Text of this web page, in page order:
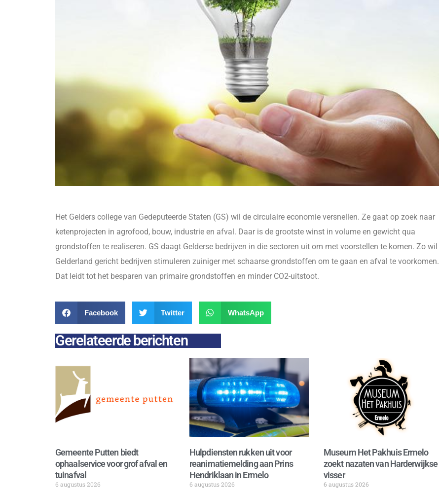
Het Gelders college van Gedeputeerde Staten (GS) wil de circulaire economie versnellen. Ze gaat op zoek naar
ketenprojecten in agrofood, bouw, industrie en afval. Daar is de grootste winst in volume en gewicht qua
grondstoffen te realiseren. GS daagt Gelderse bedrijven in die sectoren uit om met voorstellen te komen. Zo wil
Gelderland gericht bedrijven stimuleren zuiniger met schaarse grondstoffen om te gaan en afval te voorkomen.
Dat leidt tot het besparen van primaire grondstoffen en minder CO2-uitstoot.
Facebook Twitter WhatsApp
Gerelateerde berichten
Gemeente Putten biedt
ophaalservice voor grof afval en
tuinafval
6 augustus 2026
Hulpdiensten rukken uit voor
reanimatiemelding aan Prins
Hendriklaan in Ermelo
6 augustus 2026
Museum Het Pakhuis Ermelo
zoekt nazaten van Harderwijkse
visser
6 augustus 2026